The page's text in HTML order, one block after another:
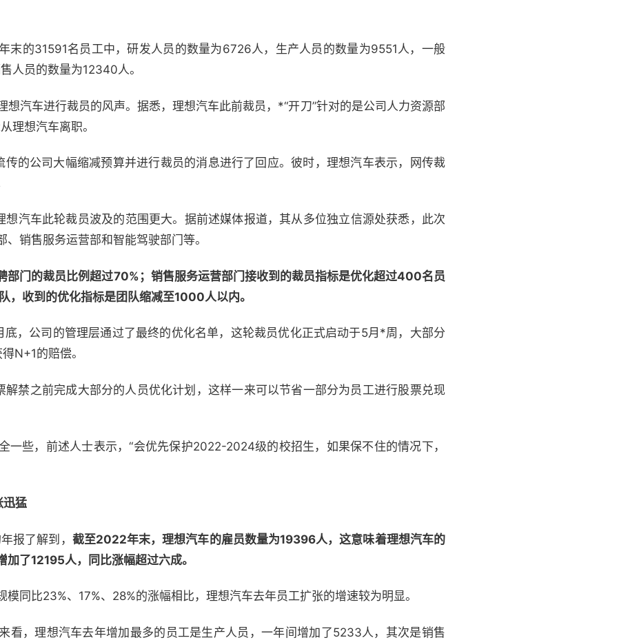
末的31591名员工中，研发人员的数量为6726人，生产人员的数量为9551人，一般
人员的数量为12340人。
想汽车进行裁员的风声。据悉，理想汽车此前裁员，*“开刀”针对的是公司人力资源部
理想汽车离职。
的公司大幅缩减预算并进行裁员的消息进行了回应。彼时，理想汽车表示，网传裁
想汽车此轮裁员波及的范围更大。据前述媒体报道，其从多位独立信源处获悉，此次
销售服务运营部和智能驾驶部门等。
部门的裁员比例超过70%；销售服务运营部门接收到的裁员指标是优化超过400名员
，收到的优化指标是团队缩减至1000人以内。
，公司的管理层通过了最终的优化名单，这轮裁员优化正式启动于5月*周，大部分
N+1的赔偿。
禁之前完成大部分的人员优化计划，这样一来可以节省一部分为员工进行股票兑现
一些，前述人士表示，“会优先保护2022-2024级的校招生，如果保不住的情况下，
迅猛
报了解到， 截至2022年末，理想汽车的雇员数量为19396人，这意味着理想汽车的
加了12195人，同比涨幅超过六成。
模同比23%、17%、28%的涨幅相比，理想汽车去年员工扩张的增速较为明显。
看，理想汽车去年增加最多的员工是生产人员，一年间增加了5233人，其次是销售